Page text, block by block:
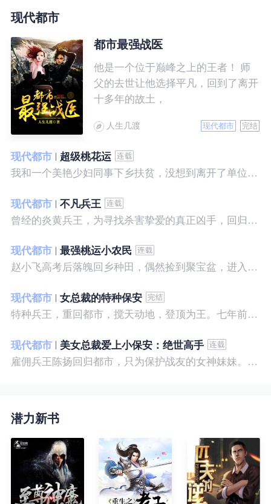
现代都市
都市最强战医
他是一个位于巅峰之上的王者！ 师
父的去世让他选择平凡，回到了离开
十多年的故土，
人生几渡 现代都市 完结
现代都市
超级桃花运
我和一个美艳少妇同事下乡扶贫，没想到离开了单位之后，她就性格大变……
现代都市
不凡兵王
曾经的炎黄兵王，为寻找杀害挚爱的真正凶手，回归都市，开始了一段精彩绝伦的征程。
现代都市
最强桃运小农民
赵小飞高考后落魄回乡种田，偶然捡到聚宝盆，进入聚宝洞，从此开启了发家致富、拳打村霸、坐拥美女的桃运巅峰人生！
现代都市
女总裁的特种保安
特种兵王，重回都市，搅天动地，登顶为王。七年前，他是社会底层的小混混，七年后，他是经历过战与火考验的特种兵王。
现代都市
美女总裁爱上小保安：绝世高手
雇佣兵王陈扬回归都市，只为保护战友的女神妹妹。繁华都市里，陈扬如鱼得水，，逍遥自在。
潜力新书